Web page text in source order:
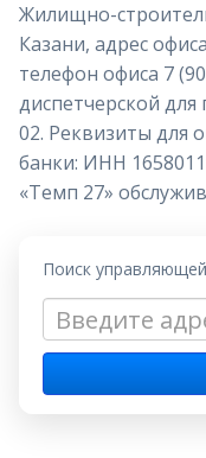
Жилищно-
Казани, адрес
телефон офиса 7
диспетчерской для
02. Реквизиты для
банки: ИНН
«Темп 27»
Поиск